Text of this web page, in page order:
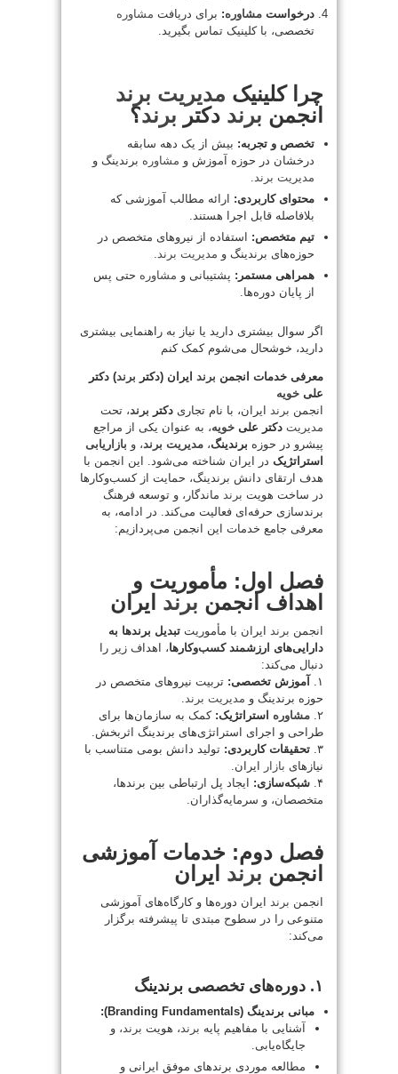
درخواست مشاوره: برای دریافت مشاوره
تخصصی، با کلینیک تماس بگیرید.
چرا کلینیک مدیریت برند
انجمن برند دکتر برند؟
تخصص و تجربه: بیش از یک دهه سابقه
درخشان در حوزه آموزش و مشاوره برندینگ و
مدیریت برند
محتوای کاربردی: ارائه مطالب آموزشی که
بلافاصله قابل اجرا هستند.
تیم متخصص: استفاده از نیروهای متخصص در
حوزه‌های برندینگ و مدیریت برند
همراهی مستمر: پشتیبانی و مشاوره حتی پس
از پایان دوره‌ها.
اگر سوال بیشتری دارید یا نیاز به راهنمایی بیشتری
دارید، خوشحال می‌شوم کمک کنم
معرفی خدمات انجمن برند ایران (دکتر برند) دکتر
علی خویه
انجمن برند ایران، با نام تجاری دکتر برند، تحت
مدیریت دکتر علی خویه، به عنوان یکی از مراجع
پیشرو در حوزه برندینگ، مدیریت برند، و بازاریابی
استراتژیک در ایران شناخته می‌شود. این انجمن با
هدف ارتقای دانش برندینگ، حمایت از کسب‌وکارها
در ساخت هویت برند ماندگار، و توسعه فرهنگ
برندسازی حرفه‌ای فعالیت می‌کند. در ادامه، به
معرفی جامع خدمات این انجمن می‌پردازیم:
فصل اول: مأموریت و
اهداف انجمن برند ایران
انجمن برند ایران با مأموریت تبدیل برندها به
دارایی‌های ارزشمند کسب‌وکارها، اهداف زیر را
دنبال می‌کند:
۱.
آموزش تخصصی: تربیت نیروهای متخصص در
حوزه برندینگ و مدیریت برند
۲. مشاوره استراتژیک: کمک به سازمان‌ها برای
طراحی و اجرای استراتژی‌های برندینگ اثربخش.
۳. تحقیقات کاربردی: تولید دانش بومی متناسب با
نیازهای بازار
ایران.
۴. شبکه‌سازی: ایجاد پل ارتباطی بین برندها،
متخصصان، و سرمایه‌گذاران.
فصل دوم: خدمات آموزشی
انجمن برند ایران
انجمن برند
ایران دوره‌ها و کارگاه‌های آموزشی
متنوعی را در سطوح مبتدی تا پیشرفته برگزار
می‌کند:
۱. دوره‌های تخصصی برندینگ
مبانی برندینگ (Branding Fundamentals):
آشنایی با مفاهیم پایه برند ، هویت برند ، و
جایگاه‌یابی.
مطالعه موردی برندهای موفق ایرانی و